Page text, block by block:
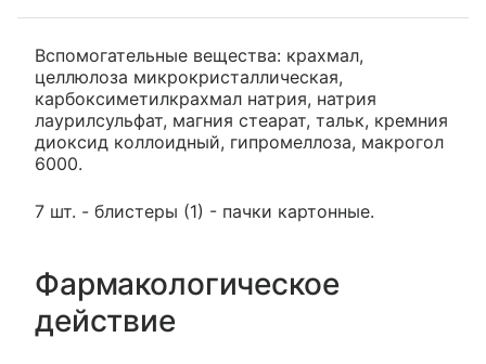
Вспомогательные вещества: крахмал,
целлюлоза микрокристаллическая,
карбоксиметилкрахмал натрия, натрия
лаурилсульфат, магния стеарат, тальк, кремния
диоксид коллоидный, гипромеллоза, макрогол
6000.
7 шт. - блистеры (1) - пачки картонные.
Фармакологическое
действие